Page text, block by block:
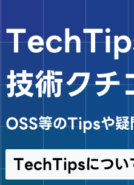
技術クチ
OSS等のTipsや疑
TechTipsについ